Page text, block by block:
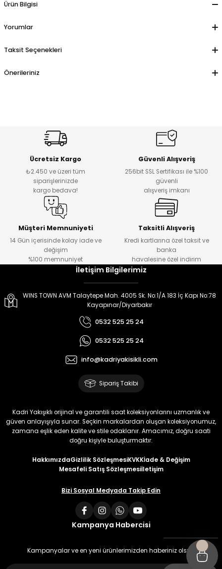
Ürün Bilgisi
Yorumlar
Taksit Seçenekleri
Önerileriniz
Ücretsiz Kargo
₺2.450 ve üzeri tüm
siparişlerinizde
kargo bedava!
Güvenli Alışveriş
256bit SSL Sertifikası ile %100
güvenli
alışveriş imkanı
Müşteri Memnuniyeti
14 Gün içerisinde kolay iade ve
değişim
%100 memnuniyet
Taksitli Alışveriş
Kredi kartlarına özel taksit ve
banka
havalesine özel indirim
İletişim Bilgilerimiz
WINS TOWN AVM Talaytepe Mah. 4005 Sk. No:1/A 183 İç Kapı No:78
Kayapınar/Diyarbakır
0532 525 25 24
0532 525 25 24
info@kadriyakisikli.com
Sipariş Takibi
Kadri Yakışıklı orijinal ve garantili saat koleksiyonlarını uzmanlık ve
güven anlayışıyla sunar. Seçkin markalardan oluşan koleksiyonumuz,
zamana eşlik eden kalite ve stile odaklanır. Amacımız, doğru saati
doğru kişiyle buluşturmaktır.
HakkımızdaGizlilik SözleşmesiKVKKİade & Değişim
Mesafeli Satış Sözleşmesiİletişim
Bizi Sosyal Medyada Takip Edin
Kampanya Habercisi
Kampanyalar ve en yeni ürünlerimizden haberiniz olsun